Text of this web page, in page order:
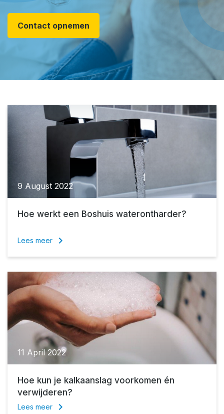
Contact opnemen
9 August 2022
Hoe werkt een Boshuis waterontharder?
Lees meer keyboard_arrow_right
11 April 2022
Hoe kun je kalkaanslag voorkomen én
verwijderen?
Lees meer keyboard_arrow_right